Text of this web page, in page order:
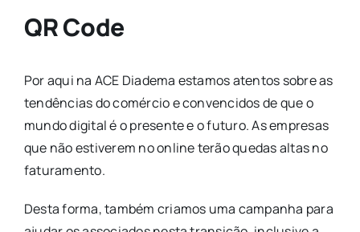
QR Code
Por aqui na ACE Diadema estamos atentos sobre as
tendências do comércio e convencidos de que o
mundo digital é o presente e o futuro. As empresas
que não estiverem no online terão quedas altas no
faturamento.
Desta forma, também criamos uma campanha para